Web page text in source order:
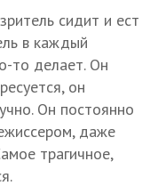
сидит и ест
в каждый
то делает. Он
он
Он постоянно
даже
трагичное,